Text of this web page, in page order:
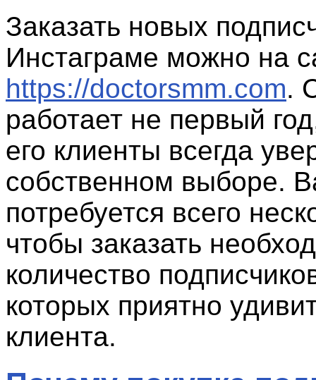
Заказать новых
Инстаграме можно на
https://doctorsmm.com.
работает не первый
его клиенты всегда
собственном выборе.
потребуется всего
чтобы заказать
количество
которых приятно
клиента.